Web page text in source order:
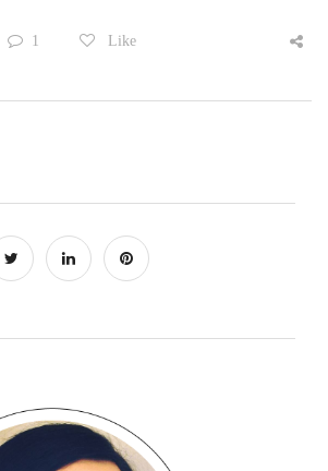
1 Like